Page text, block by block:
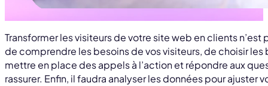
Transformer les visiteurs de votre site web en clients
de comprendre les besoins de vos visiteurs, de choisir
mettre en place des appels à l’action et répondre aux
rassurer. Enfin, il faudra analyser les données pour ajuster